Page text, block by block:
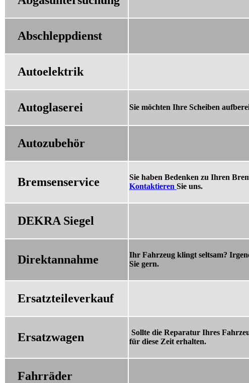
Abschleppdienst
Autoelektrik
Autoglaserei Sie möchten Ihre Scheiben
Autozubehör
Bremsenservice
Sie haben Bedenken zu Ihren
Kontaktieren Sie uns.
DEKRA Siegel
Direktannahme
Ihr Fahrzeug klingt seltsam?
Sie gern.
Ersatzteileverkauf
Ersatzwagen
Sollte die Reparatur Ihres
für diese Zeit erhalten.
Fahrräder